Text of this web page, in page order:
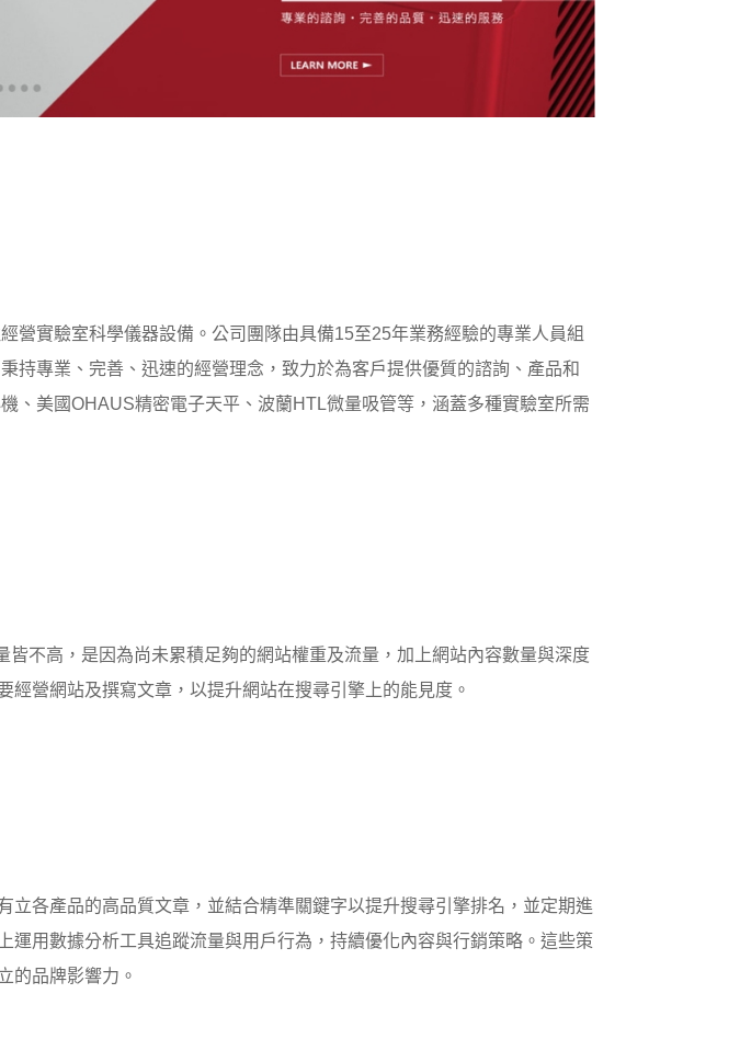
營實驗室科學儀器設備。公司團隊由具備15至25年業務經驗的專業人員組
持專業、完善、迅速的經營理念，致力於為客戶提供優質的諮詢、產品和
、美國OHAUS精密電子天平、波蘭HTL微量吸管等，涵蓋多種實驗室所需
不高，是因為尚未累積足夠的網站權重及流量，加上網站內容數量與深度
經營網站及撰寫文章，以提升網站在搜尋引擎上的能見度。
立各產品的高品質文章，並結合精準關鍵字以提升搜尋引擎排名，並定期進
運用數據分析工具追蹤流量與用戶行為，持續優化內容與行銷策略。這些策
的品牌影響力。